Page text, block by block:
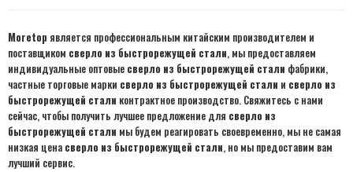
Moretop является профессиональным китайским производителем и
поставщиком сверло из быстрорежущей стали, мы предоставляем
индивидуальные оптовые сверло из быстрорежущей стали фабрики,
частные торговые марки сверло из быстрорежущей стали и сверло из
быстрорежущей стали контрактное производство. Свяжитесь с нами
сейчас, чтобы получить лучшее предложение для сверло из
быстрорежущей стали мы будем реагировать своевременно, мы не самая
низкая цена сверло из быстрорежущей стали, но мы предоставим вам
лучший сервис.